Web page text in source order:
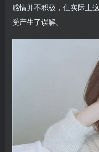
感情并不积极，但实际上
受产生了误解。